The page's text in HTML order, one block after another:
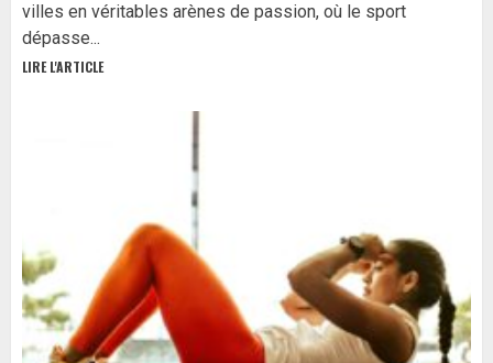
villes en véritables arènes de passion, où le sport
dépasse...
LIRE L'ARTICLE